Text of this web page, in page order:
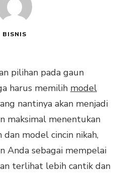
BISNIS
pilihan pada gaun
harus memilih model
nantinya akan menjadi
maksimal menentukan
model cincin nikah,
Anda sebagai mempelai
terlihat lebih cantik dan